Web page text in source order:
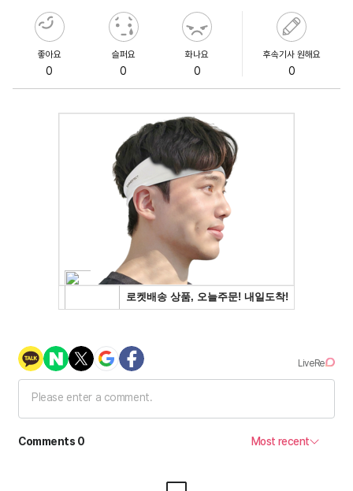
좋아요
0
슬퍼요
0
화나요
0
후속기사 원해요
0